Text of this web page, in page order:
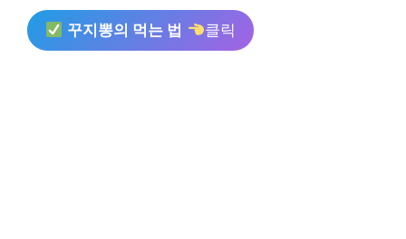
꾸지뽕의 먹는 법 클릭